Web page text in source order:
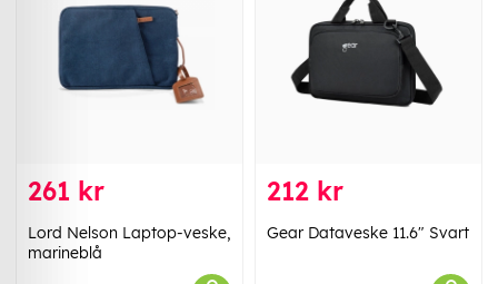
261 kr
Lord Nelson Laptop-veske,
marineblå
212 kr
Gear Dataveske 11.6" Svart